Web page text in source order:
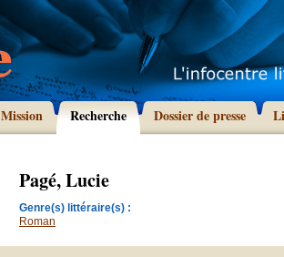
Mission Recherche Dossier de presse
Pagé, Lucie
Genre(s) littéraire(s) :
Roman